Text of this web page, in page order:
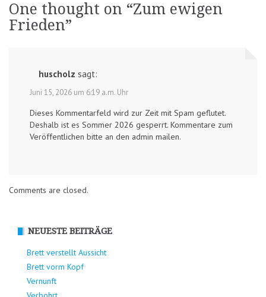
One thought on “Zum ewigen
Frieden”
huscholz sagt:
Juni 15, 2026 um 6:19 a.m. Uhr
Dieses Kommentarfeld wird zur Zeit mit Spam geflutet.
Deshalb ist es Sommer 2026 gesperrt. Kommentare zum
Veröffentlichen bitte an den admin mailen.
Comments are closed.
NEUESTE BEITRÄGE
Brett verstellt Aussicht
Brett vorm Kopf
Vernunft